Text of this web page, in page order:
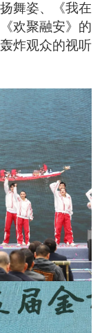
舞姿、《我在
欢聚融安》的
炸观众的视听